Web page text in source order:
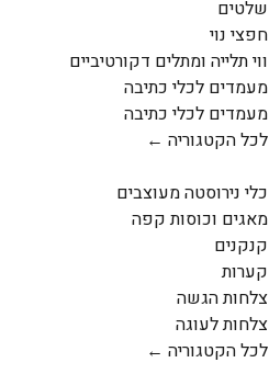
שלטים
חפצי נוי
ווי תלייה ומתלים דקורטיביים
מעמדים לכלי כתיבה
מעמדים לכלי כתיבה
לכל הקטגוריה ←
כלי נירוסטה מעוצבים
מאגים וכוסות קפה
קנקנים
קערות
צלחות הגשה
צלחות לעוגה
לכל הקטגוריה ←